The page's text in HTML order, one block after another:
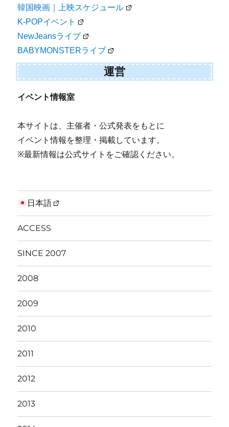
韓国映画｜上映スケジュール
K-POPイベント
NewJeansライブ
BABYMONSTERライブ
運営
イベント情報室
本サイトは、主催者・公式発表をもとに
イベント情報を整理・掲載しています。
※最新情報は公式サイトをご確認ください。
日本語
ACCESS
SINCE 2007
2008
2009
2010
2011
2012
2013